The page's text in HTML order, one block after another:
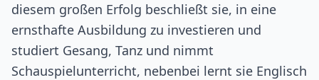
diesem großen Erfolg beschließt sie, in eine
ernsthafte Ausbildung zu investieren und
studiert Gesang, Tanz und nimmt
Schauspielunterricht, nebenbei lernt sie Englisch